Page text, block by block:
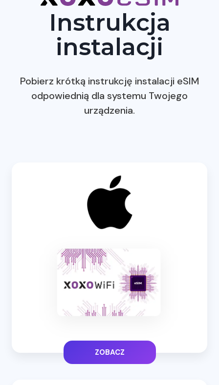
Instrukcja
instalacji
Pobierz krótką instrukcję instalacji eSIM
odpowiednią dla systemu Twojego
urządzenia.
ZOBACZ